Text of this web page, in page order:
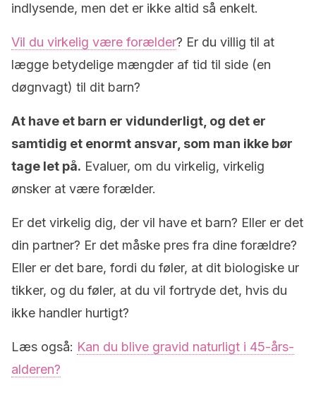
indlysende, men det er ikke altid så enkelt.
Vil du virkelig være forælder? Er du villig til at
lægge betydelige mængder af tid til side (en
døgnvagt) til dit barn?
At have et barn er vidunderligt, og det er
samtidig et enormt ansvar, som man ikke bør
tage let på. Evaluer, om du virkelig, virkelig
ønsker at være forælder.
Er det virkelig dig, der vil have et barn? Eller er det
din partner? Er det måske pres fra dine forældre?
Eller er det bare, fordi du føler, at dit biologiske ur
tikker, og du føler, at du vil fortryde det, hvis du
ikke handler hurtigt?
Læs også: Kan du blive gravid naturligt i 45-års-
alderen?